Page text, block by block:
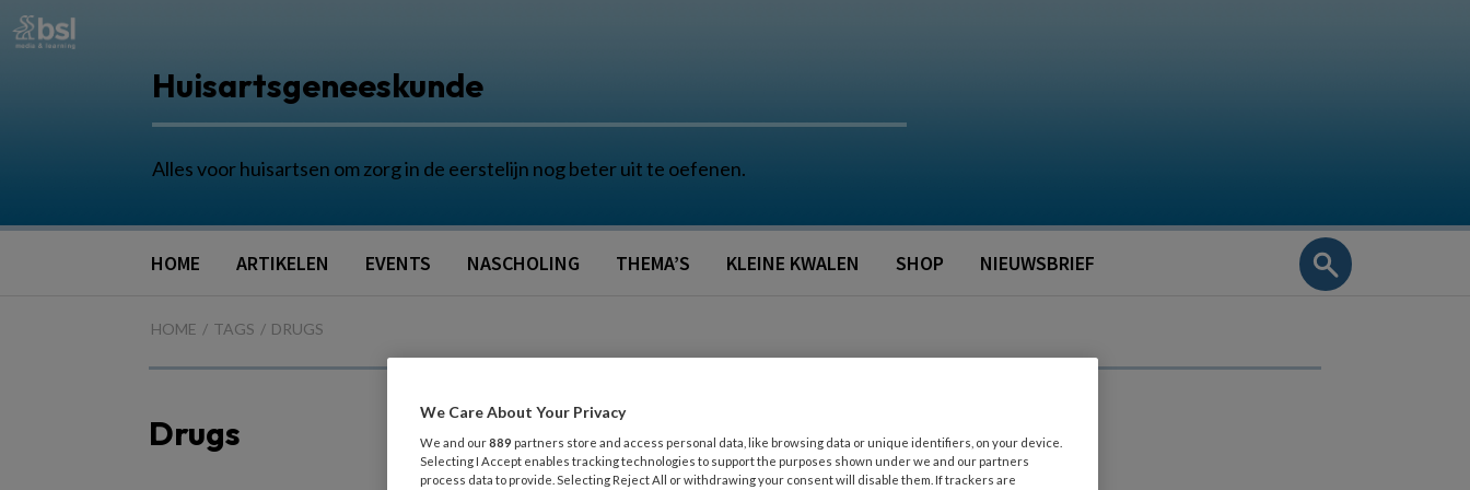
Huisartsgeneeskunde
Alles voor huisartsen om zorg in de eerstelijn nog beter uit te oefenen.
HOME ARTIKELEN EVENTS NASCHOLING THEMA’S KLEINE KWALEN SHOP NIEUWSBRIEF
HOME TAGS DRUGS
Drugs
We Care About Your Privacy
We and our889 partners store and access personal data, like browsing data or unique identifiers, on your device.
Selecting I Accept enables tracking technologies to support the purposes shown under we and our partners
process data to provide. Selecting Reject All or withdrawing your consent will disable them. If trackers are